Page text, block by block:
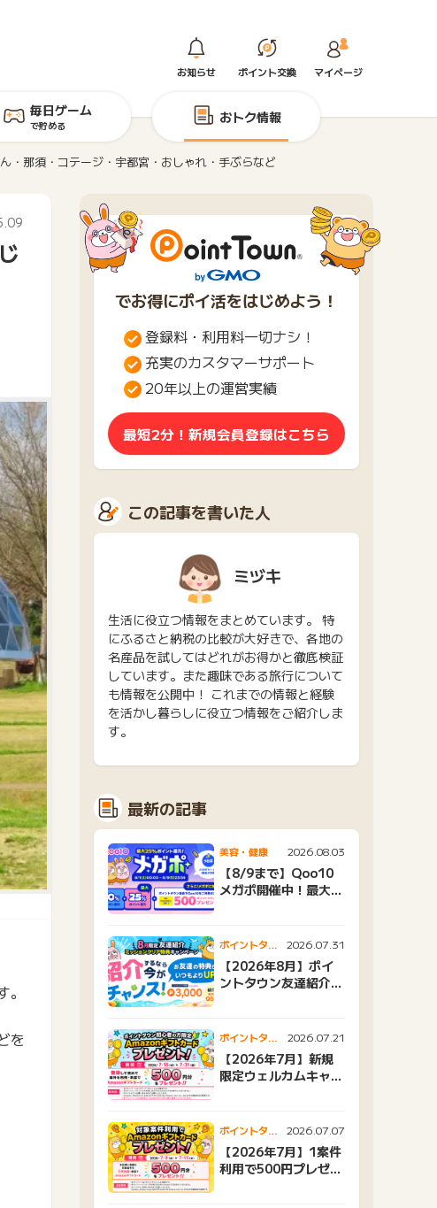
お知らせ ポイント交換 マイページ
毎日ゲーム
で貯める おトク情報
・那須・コテージ・宇都宮・おしゃれ・手ぶらなど
を
でお得にポイ活をはじめよう！
登録料・利用料一切ナシ！
充実のカスタマーサポート
20年以上の運営実績
最短2分！新規会員登録はこちら
この記事を書いた人
ミヅキ
生活に役立つ情報をまとめています。 特
にふるさと納税の比較が大好きで、各地の
名産品を試してはどれがお得かと徹底検証
しています。また趣味である旅行について
も情報を公開中！ これまでの情報と経験
を活かし暮らしに役立つ情報をご紹介しま
す。
最新の記事
美容・健康 2026.08.03
【8/9まで】Qoo10
メガポ開催中！最大
ポイントタウ
ンニュース
2026.07.31
【2026年8月】ポイ
ントタウン友達紹介キ
ポイントタウ
ンニュース
2026.07.21
【2026年7月】新規
限定ウェルカムキャン
ポイントタウ
ンニュース
2026.07.07
【2026年7月】1案件
利用で500円プレゼン